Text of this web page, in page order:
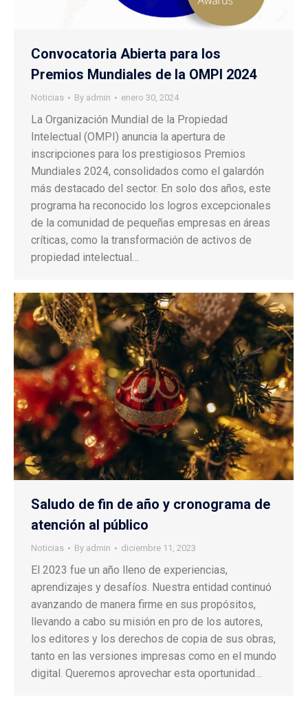
Convocatoria Abierta para los
Premios Mundiales de la OMPI 2024
Noticias By admin enero 30, 2024
La Organización Mundial de la Propiedad
Intelectual (OMPI) anuncia la apertura de
inscripciones para los prestigiosos Premios
Mundiales 2024, consolidados como el galardón
más destacado del sector. En solo dos años, este
programa ha reconocido los logros excepcionales
de la comunidad de pequeñas empresas en áreas
críticas, como la transformación de activos de
propiedad intelectual…
Saludo de fin de año y cronograma de
atención al público
Noticias By admin diciembre 11, 2023
El 2023 fue un año lleno de experiencias,
aprendizajes y desafíos. Nuestra entidad continuó
avanzando de manera firme en sus propósitos,
llevando a cabo su misión en pro de los autores,
los editores y los derechos de copia de sus obras,
tanto en las versiones impresas como en el mundo
digital. Queremos aprovechar esta oportunidad…